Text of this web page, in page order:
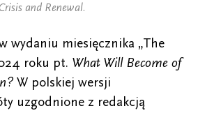
and Renewal.
wydaniu miesięcznika „The
roku pt. What Will Become of
W polskiej wersji
uzgodnione z redakcją